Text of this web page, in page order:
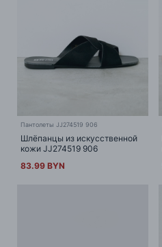
Пантолеты JJ274519 906
Шлёпанцы из искусственной
кожи JJ274519 906
83.99 BYN